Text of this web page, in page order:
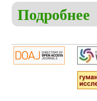
Подробнее